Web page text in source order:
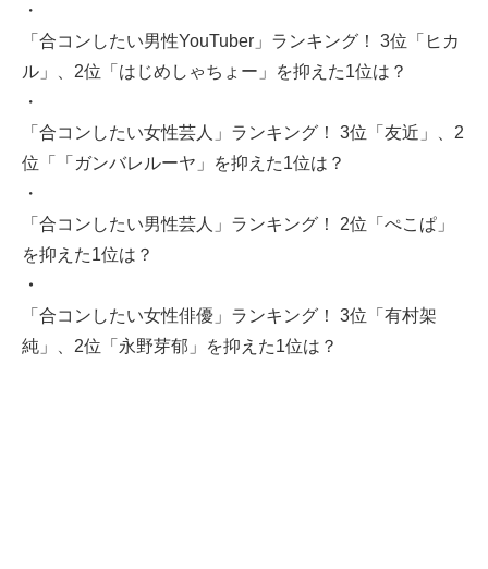
・
「合コンしたい男性YouTuber」ランキング！ 3位「ヒカ
ル」、2位「はじめしゃちょー」を抑えた1位は？
・
「合コンしたい女性芸人」ランキング！ 3位「友近」、2
位「「ガンバレルーヤ」を抑えた1位は？
・
「合コンしたい男性芸人」ランキング！ 2位「ぺこぱ」
を抑えた1位は？
・
「合コンしたい女性俳優」ランキング！ 3位「有村架
純」、2位「永野芽郁」を抑えた1位は？